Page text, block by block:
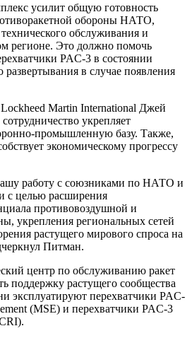
усилит общую готовность
обороны НАТО,
обслуживания и
регионе. Это должно помочь
PAC-3 в состоянии
развертывания в случае появления
Martin International Джей
укрепляет
промышленную базу. Также,
экономическому прогрессу
работу с союзниками по НАТО и
с целью расширения
противовоздушной и
укрепления региональных сетей
растущего мирового спроса на
Питман.
центр по обслуживанию ракет
поддержку растущего сообщества
перехватчики PAC-
(MSE) и перехватчики PAC-3